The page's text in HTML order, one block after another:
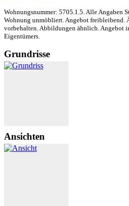
Wohnungsnummer: 5705.1.5. Alle Angaben
Wohnung unmöbliert. Angebot freibleibend.
vorbehalten. Abbildungen ähnlich. Angebot
Eigentümers.
Grundrisse
Ansichten